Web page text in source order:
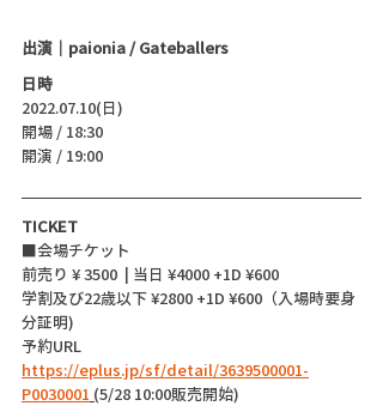
出演｜paionia / Gateballers
日時
2022.07.10(日)
開場 / 18:30
開演 / 19:00
TICKET
■会場チケット
前売り ¥ 3500  | 当日 ¥4000 +1D ¥600
学割及び22歳以下 ¥2800 +1D ¥600（入場時要身
分証明)
予約URL
https://eplus.jp/sf/detail/3639500001-
P0030001 (5/28 10:00販売開始)